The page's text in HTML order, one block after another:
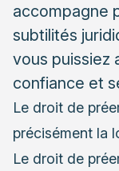
accompagne
subtilités
vous puissiez
confiance et
Le droit de
précisément la
Le droit de